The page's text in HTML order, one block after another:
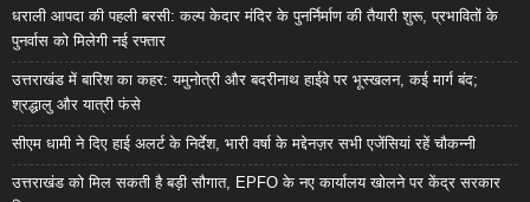
धराली आपदा की पहली बरसी: कल्प केदार मंदिर के पुनर्निर्माण की तैयारी शुरू, प्रभावितों के
पुनर्वास को मिलेगी नई रफ्तार
उत्तराखंड में बारिश का कहर: यमुनोत्री और बदरीनाथ हाईवे पर भूस्खलन, कई मार्ग बंद;
श्रद्धालु और यात्री फंसे
सीएम धामी ने दिए हाई अलर्ट के निर्देश, भारी वर्षा के मद्देनज़र सभी एजेंसियां रहें चौकन्नी
उत्तराखंड को मिल सकती है बड़ी सौगात, EPFO के नए कार्यालय खोलने पर केंद्र सरकार